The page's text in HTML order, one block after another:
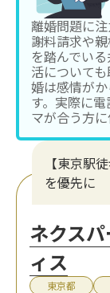
離婚問題に
謝料請求や
を踏んでい
活について
婚は感情が
す。実際に
マが合う方
【東京駅
を優先に
ネクス
ィス
東京都